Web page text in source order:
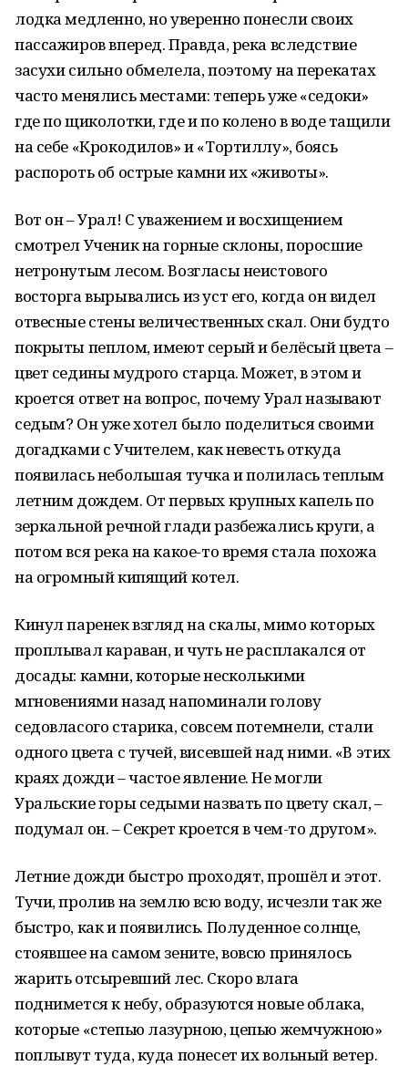
лодка медленно, но уверенно понесли своих
пассажиров вперед. Правда, река вследствие
засухи сильно обмелела, поэтому на перекатах
часто менялись местами: теперь уже «седоки»
где по щиколотки, где и по колено в воде тащили
на себе «Крокодилов» и «Тортиллу», боясь
распороть об острые камни их «животы».
Вот он – Урал! С уважением и восхищением
смотрел Ученик на горные склоны, поросшие
нетронутым лесом. Возгласы неистового
восторга вырывались из уст его, когда он видел
отвесные стены величественных скал. Они будто
покрыты пеплом, имеют серый и белёсый цвета –
цвет седины мудрого старца. Может, в этом и
кроется ответ на вопрос, почему Урал называют
седым? Он уже хотел было поделиться своими
догадками с Учителем, как невесть откуда
появилась небольшая тучка и полилась теплым
летним дождем. От первых крупных капель по
зеркальной речной глади разбежались круги, а
потом вся река на какое-то время стала похожа
на огромный кипящий котел.
Кинул паренек взгляд на скалы, мимо которых
проплывал караван, и чуть не расплакался от
досады: камни, которые несколькими
мгновениями назад напоминали голову
седовласого старика, совсем потемнели, стали
одного цвета с тучей, висевшей над ними. «В этих
краях дожди – частое явление. Не могли
Уральские горы седыми назвать по цвету скал, –
подумал он. – Секрет кроется в чем-то другом».
Летние дожди быстро проходят, прошёл и этот.
Тучи, пролив на землю всю воду, исчезли так же
быстро, как и появились. Полуденное солнце,
стоявшее на самом зените, вовсю принялось
жарить отсыревший лес. Скоро влага
поднимется к небу, образуются новые облака,
которые «степью лазурною, цепью жемчужною»
поплывут туда, куда понесет их вольный ветер.